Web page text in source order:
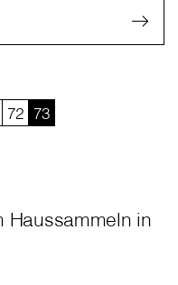
72 73
Haussammeln in